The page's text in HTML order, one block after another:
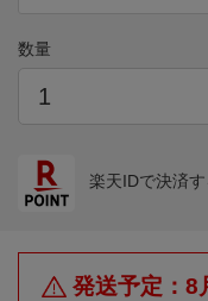
数量
楽天IDで決済す
発送予定：8